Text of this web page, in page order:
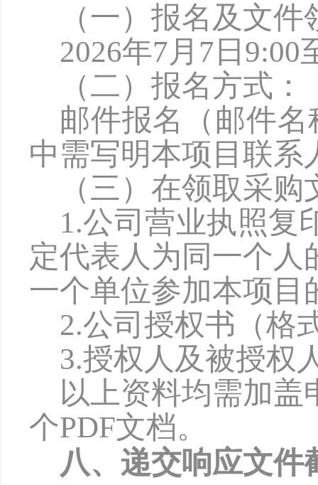
（一）报名及文
2026年7月 7 日 9:00
（二）报名方式：
邮件报名（邮件
中需写明本项目联系
（三）在领取采
1.公司营业执照复
定代表人为同一个
一个单位参加本项目
2.公司授权书（格
3.授权人及被授权
以上资料均需加
个PDF文档。
八、递交响应文件